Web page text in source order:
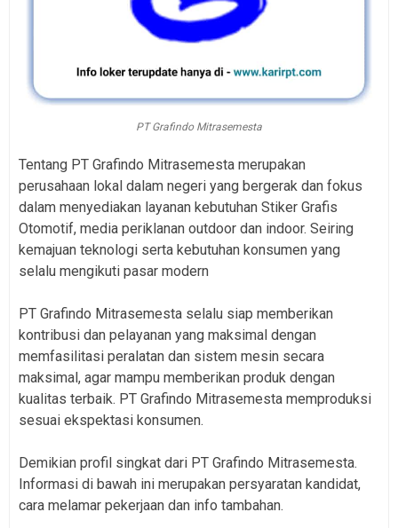
PT Grafindo Mitrasemesta
Tentang PT Grafindo Mitrasemesta merupakan
perusahaan lokal dalam negeri yang bergerak dan fokus
dalam menyediakan layanan kebutuhan Stiker Grafis
Otomotif, media periklanan outdoor dan indoor. Seiring
kemajuan teknologi serta kebutuhan konsumen yang
selalu mengikuti pasar modern
PT Grafindo Mitrasemesta selalu siap memberikan
kontribusi dan pelayanan yang maksimal dengan
memfasilitasi peralatan dan sistem mesin secara
maksimal, agar mampu memberikan produk dengan
kualitas terbaik. PT Grafindo Mitrasemesta memproduksi
sesuai ekspektasi konsumen.
Demikian profil singkat dari PT Grafindo Mitrasemesta.
Informasi di bawah ini merupakan persyaratan kandidat,
cara melamar pekerjaan dan info tambahan.